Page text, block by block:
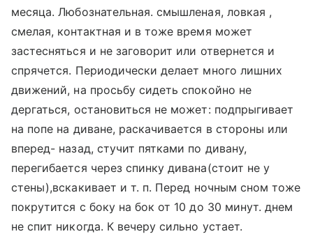
месяца. Любознательная. смышленая, ловкая ,
смелая, контактная и в тоже время может
застесняться и не заговорит или отвернется и
спрячется. Периодически делает много лишних
движений, на просьбу сидеть спокойно не
дергаться, остановиться не может: подпрыгивает
на попе на диване, раскачивается в стороны или
вперед- назад, стучит пятками по дивану,
перегибается через спинку дивана(стоит не у
стены),вскакивает и т. п. Перед ночным сном тоже
покрутится с боку на бок от 10 до 30 минут. днем
не спит никогда. К вечеру сильно устает.